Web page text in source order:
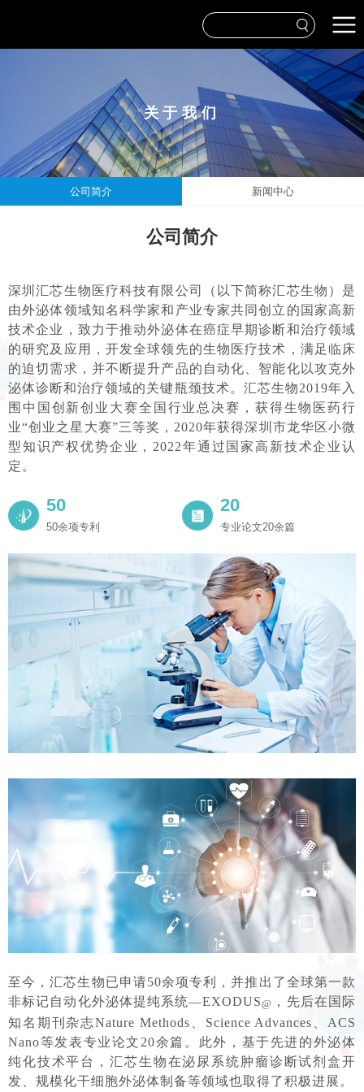
关于我们
公司简介 新闻中心
公司简介
深圳汇芯生物医疗科技有限公司（以下简称汇芯生物） 是
由外泌体领域知名科学家和产业专家共同创立的国家高新
技术企业， 致力于推动外泌体在癌症早期诊断和治疗领域
的研究及应用，开发全球领先的生物医疗技术，满足临床
的迫切需求，并不断提升产品的自动化、智能化以攻克外
泌体诊断和治疗领域的关键瓶颈技术。 汇芯生物2019年入
围中国创新创业大赛全国行业总决赛，获得生物医药行
业“创业之星大赛”三等奖，2020年获得深圳市龙华区小微
型知识产权优势企业，2022年通过国家高新技术企业认
定。
50
50余项专利
20
专业论文20余篇
至今，汇芯生物已申请50余项专利，并推出了全球第一款
非标记自动化外泌体提纯系统—EXODUS@ ，先后在国际
知名期刊杂志Nature Methods、Science Advances、ACS
Nano等发表专业论文20余篇。此外，基于先进的外泌体
纯化技术平台，汇芯生物在泌尿系统肿瘤诊断试剂盒开
发、规模化干细胞外泌体制备等领域也取得了积极进展。